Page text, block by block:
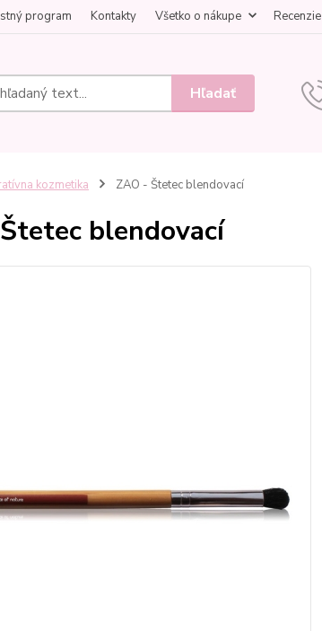
program Kontakty Všetko o nákupe Recenzie
Hľadať
kozmetika ZAO - Štetec blendovací
blendovací